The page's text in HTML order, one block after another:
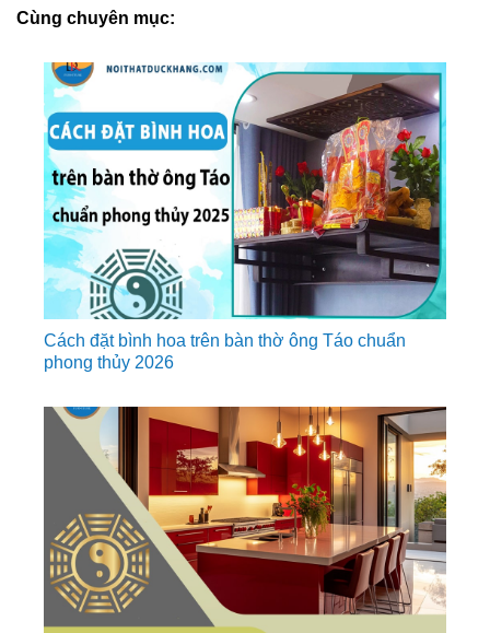
Cùng chuyên mục:
Cách đặt bình hoa trên bàn thờ ông Táo chuẩn
phong thủy 2026